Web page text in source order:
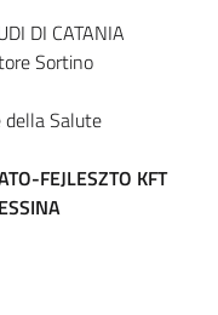
DI CATANIA
Sortino
della Salute
FEJLESZTO KFT